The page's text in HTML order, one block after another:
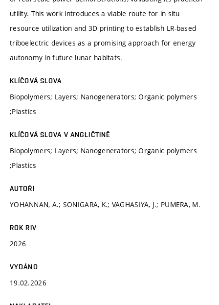
utility. This work introduces a viable route for in situ
resource utilization and 3D printing to establish LR-based
triboelectric devices as a promising approach for energy
autonomy in future lunar habitats.
KLÍČOVÁ SLOVA
Biopolymers; Layers; Nanogenerators; Organic polymers
;Plastics
KLÍČOVÁ SLOVA V ANGLIČTINĚ
Biopolymers; Layers; Nanogenerators; Organic polymers
;Plastics
AUTOŘI
YOHANNAN, A.; SONIGARA, K.; VAGHASIYA, J.; PUMERA, M.
ROK RIV
2026
VYDÁNO
19.02.2026